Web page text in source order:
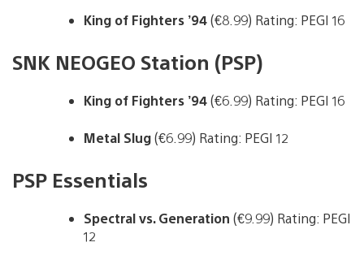
King of Fighters ’94(€8.99) Rating: PEGI 16
SNK NEOGEO Station (PSP)
King of Fighters ’94(€6.99) Rating: PEGI 16
Metal Slug(€6.99) Rating: PEGI 12
PSP Essentials
Spectral vs. Generation (€9.99) Rating: PEGI
12